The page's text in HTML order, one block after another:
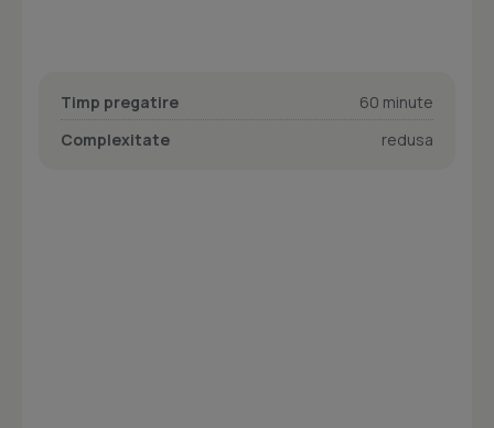
Timp pregatire
60 minute
Complexitate
redusa